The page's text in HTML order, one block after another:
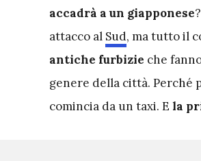
accadrà a un giapponese
attacco al Sud, ma tutto il
antiche furbizie che
genere della città. Perché
comincia da un taxi. E la